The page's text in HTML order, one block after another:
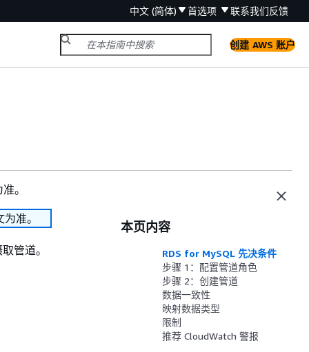
中文 (简体) 首选项 联系我们反馈
创建 AWS 账户
。
准。
管道。
本页内容
RDS for MySQL 先决条件
步骤 1：配置管道角色
步骤 2：创建管道
数据一致性
映射数据类型
限制
推荐 CloudWatch 警报